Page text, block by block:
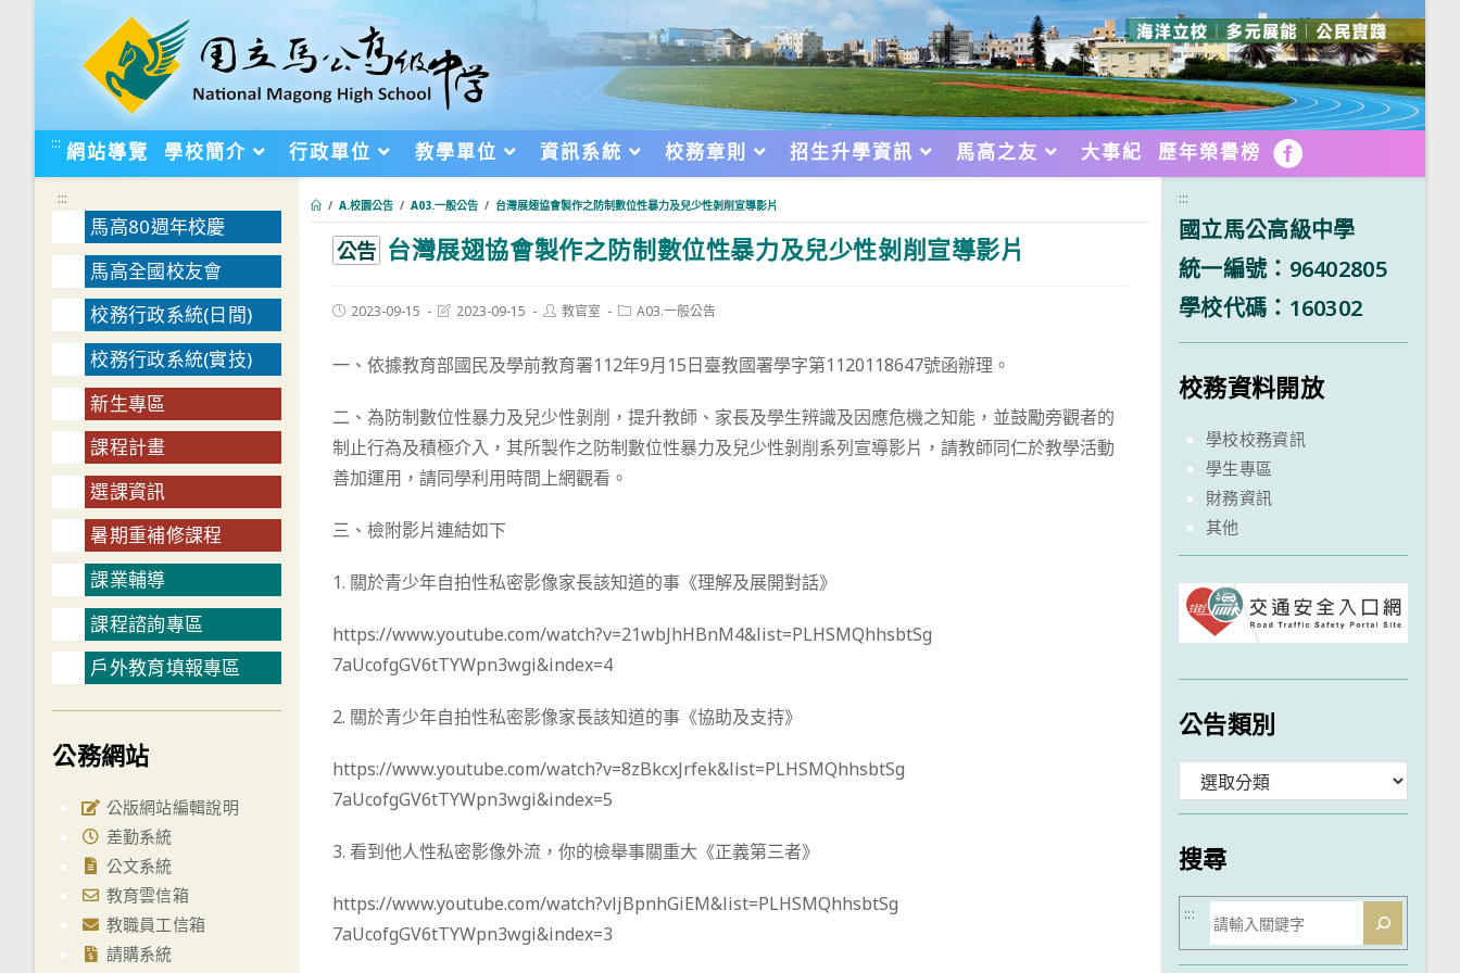
::: 網站導覽 學校簡介 行政單位 教學單位 資訊系統 校務章則 招生升學資訊 馬高之友 大事紀 歷年榮譽榜 FB
/ A.校園公告 / A03.一般公告 / 台灣展翅協會製作之防制數位性暴力及兒少性剝削宣導影片
公告 台灣展翅協會製作之防制數位性暴力及兒少性剝削宣導影片
Post2023-09-15
Post2023-09-15
Post教官室
PostA03.一般公告
一、依據教育部國民及學前教育署112年9月15日臺教國署學字第1120118647號函辦理。
二、為防制數位性暴力及兒少性剝削，提升教師、家長及學生辨識及因應危機之知能，並鼓勵旁觀者的
制止行為及積極介入，其所製作之防制數位性暴力及兒少性剝削系列宣導影片，請教師同仁於教學活動
善加運用，請同學利用時間上網觀看。
三、檢附影片連結如下
1. 關於青少年自拍性私密影像家長該知道的事《理解及展開對話》
https://www.youtube.com/watch?v=21wbJhHBnM4&list=PLHSMQhhsbtSg
7aUcofgGV6tTYWpn3wgi&index=4
2. 關於青少年自拍性私密影像家長該知道的事《協助及支持》
https://www.youtube.com/watch?v=8zBkcxJrfek&list=PLHSMQhhsbtSg
7aUcofgGV6tTYWpn3wgi&index=5
3. 看到他人性私密影像外流，你的檢舉事關重大《正義第三者》
https://www.youtube.com/watch?vljBpnhGiEM&list=PLHSMQhhsbtSg
7aUcofgGV6tTYWpn3wgi&index=3
:::
馬高80週年校慶
馬高全國校友會
校務行政系統(日間)
校務行政系統(實技)
新生專區
課程計畫
選課資訊
暑期重補修課程
課業輔導
課程諮詢專區
戶外教育填報專區
公務網站
公版網站編輯說明
差勤系統
公文系統
教育雲信箱
教職員工信箱
請購系統
:::
國立馬公高級中學
統一編號：96402805
學校代碼：160302
校務資料開放
學校校務資訊
學生專區
財務資訊
其他
公告類別
類
搜尋
搜
尋
:::